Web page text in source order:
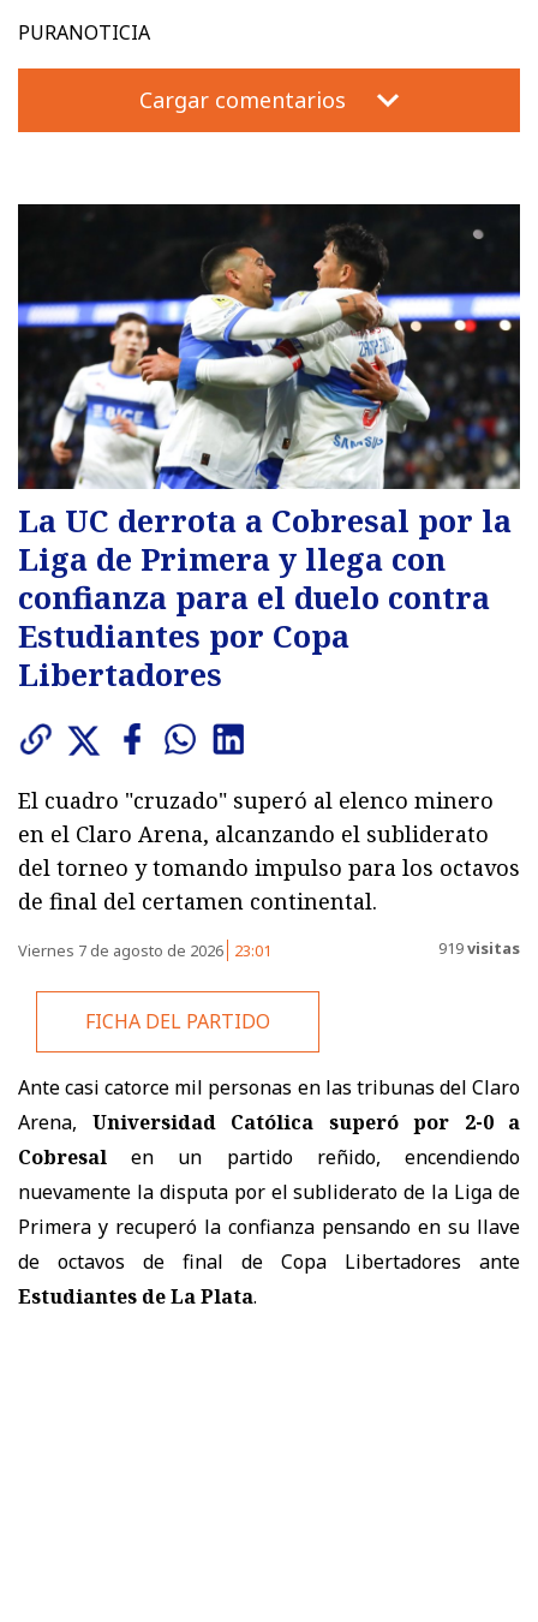
PURANOTICIA
Cargar comentarios
La UC derrota a Cobresal por la
Liga de Primera y llega con
confianza para el duelo contra
Estudiantes por Copa
Libertadores
El cuadro "cruzado" superó al elenco minero
en el Claro Arena, alcanzando el subliderato
del torneo y tomando impulso para los octavos
de final del certamen continental.
Viernes 7 de agosto de 2026 23:01 919visitas
FICHA DEL PARTIDO
Ante casi catorce mil personas en las tribunas del Claro
Arena, Universidad Católica superó por 2-0 a
Cobresal en un partido reñido, encendiendo
nuevamente la disputa por el subliderato de la Liga de
Primera y recuperó la confianza pensando en su llave
de octavos de final de Copa Libertadores ante
Estudiantes de La Plata.